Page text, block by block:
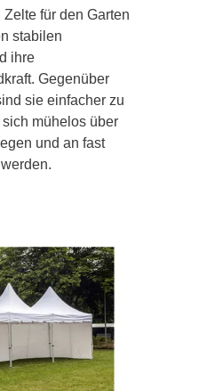
für den Garten
stabilen
ihre
Gegenüber
sie einfacher zu
mühelos über
und an fast